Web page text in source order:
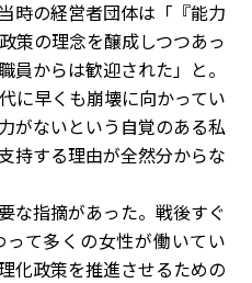
時の経営者団体は「『能力
策の理念を醸成しつつあっ
員からは歓迎された」と。
に早くも崩壊に向かってい
がないという自覚のある私
持する理由が全然分からな
な指摘があった。戦後すぐ
て多くの女性が働いてい
化政策を推進させるための